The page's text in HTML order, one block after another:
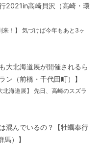
2021in高崎貝沢（高崎・環
来！】 気づけば今年もあと3ヶ
大北海道展が開催されるら
ン（前橋・千代田町）】
北海道展】 先日、高崎のスズラ
混んでいるの？【牡蠣奉行
馬）】